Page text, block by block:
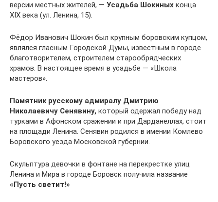
версии местных жителей, — Усадьба Шокиных конца
XIX века (ул. Ленина, 15).
Фёдор Иванович Шокин был крупным боровским купцом,
являлся гласным Городской Думы, известным в городе
благотворителем, строителем старообрядческих
храмов. В настоящее время в усадьбе — «Школа
мастеров».
Памятник русскому адмиралу Дмитрию
Николаевичу Сенявину, который одержал победу над
турками в Афонском сражении и при Дарданеллах, стоит
на площади Ленина. Сенявин родился в имении Комлево
Боровского уезда Московской губернии.
Скульптура девочки в фонтане на перекрестке улиц
Ленина и Мира в городе Боровск получила название
«Пусть светит!»